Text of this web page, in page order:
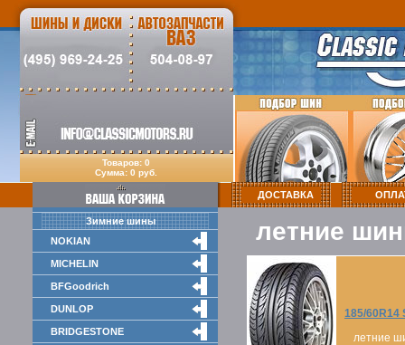
Товаров: 0
Сумма: 0 руб.
ДОСТАВКА
Зимние шины
NOKIAN
MICHELIN
BFGoodrich
DUNLOP
BRIDGESTONE
летние
185/60R14
летние